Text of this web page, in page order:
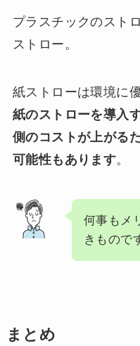
プラスチックのスト
ストロー。
紙ストローは環境に
紙のストローを導入
側のコストが上がる
可能性もあります。
何事もメ
きもので
まとめ